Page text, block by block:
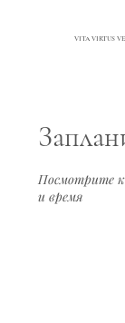
VITA VIRTUS
Посмотрите
и время